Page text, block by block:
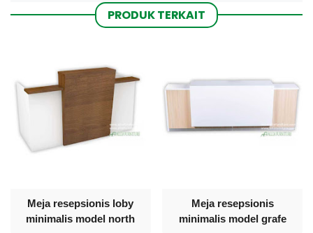
PRODUK TERKAIT
Meja resepsionis loby
minimalis model north
Meja resepsionis
minimalis model grafe